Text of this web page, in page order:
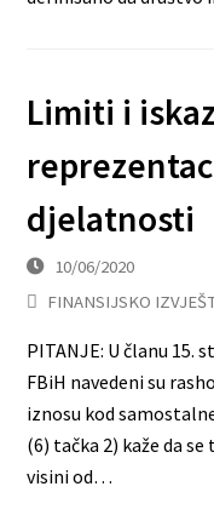
Limiti i
djelatnosti
10/06/2020
FINANSIJSKO
PITANJE: U članu 15.
FBiH navedeni su
iznosu kod
(6) tačka 2) kaže da
visini od…